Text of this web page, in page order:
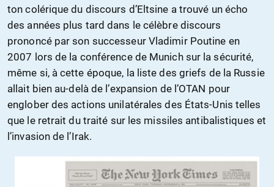
ton colérique du discours d’Eltsine a trouvé un écho
des années plus tard dans le célèbre discours
prononcé par son successeur Vladimir Poutine en
2007 lors de la conférence de Munich sur la sécurité,
même si, à cette époque, la liste des griefs de la Russie
allait bien au-delà de l’expansion de l’OTAN pour
englober des actions unilatérales des États-Unis telles
que le retrait du traité sur les missiles antibalistiques et
l’invasion de l’Irak.